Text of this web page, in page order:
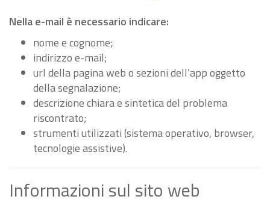
Nella e-mail è necessario indicare:
nome e cognome;
indirizzo e-mail;
url della pagina web o sezioni dell’app oggetto
della segnalazione;
descrizione chiara e sintetica del problema
riscontrato;
strumenti utilizzati (sistema operativo, browser,
tecnologie assistive).
Informazioni sul sito web